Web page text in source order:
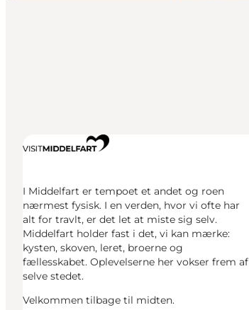
I Middelfart er tempoet et andet og roen
nærmest fysisk. I en verden, hvor vi ofte har
alt for travlt, er det let at miste sig selv.
Middelfart holder fast i det, vi kan mærke:
kysten, skoven, leret, broerne og
fællesskabet. Oplevelserne her vokser frem af
selve stedet.
Velkommen tilbage til midten.